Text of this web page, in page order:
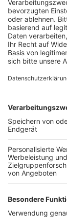
Triebwerke
Veröffentlicht:
Anzeige
Für die
in Kerpen
Gast auf dem
verlegt
So lange
mit dem
„Boelcke“ statt.
Anzeige